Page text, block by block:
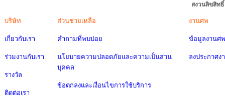
สงวนลิขสิท
บริษัท
เกี่ยวกับเรา
ร่วมงานกับเรา
รางวัล
ติดต่อเรา
ส่วนช่วยเหลือ
คำถามที่พบบ่อย
นโยบายความปลอดภัยและความเป็นส่วน
บุคคล
ข้อตกลงและเงื่อนไขการใช้บริการ
งานศพ
ข้อมูลงานศพ
ลงประกาศง